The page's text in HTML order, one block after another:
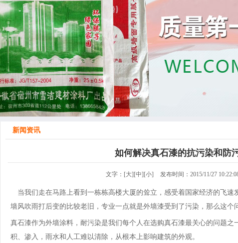
新闻资讯
如何解决真石漆的抗污染和防
文字： [大] [中] [小] 发布时间：2015/11/27
当我们走在马路上看到一栋栋高楼大厦的耸立，感受着国家经济的飞速
墙风吹雨打后变的比较老旧，专业一点就是外墙漆受到了污染，那么这个
真石漆作为外墙涂料，耐污染是我们每个人在选购真石漆最关心的问题
积、渗入，雨水和人工难以清除，从根本上影响建筑的外观。